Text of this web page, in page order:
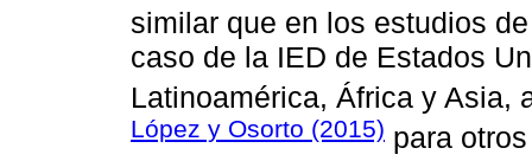
similar que en los estudios
caso de la IED de Estados
Latinoamérica, África y Asia,
López y Osorto (2015) para